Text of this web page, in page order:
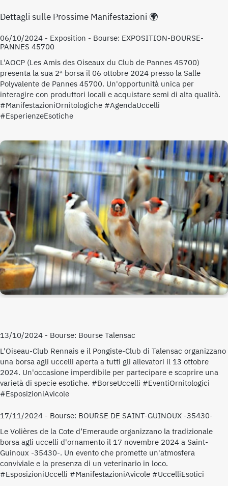
Dettagli sulle Prossime Manifestazioni 🌍
06/10/2024 - Exposition - Bourse: EXPOSITION-BOURSE-
PANNES 45700
L'AOCP (Les Amis des Oiseaux du Club de Pannes 45700)
presenta la sua 2ª borsa il 06 ottobre 2024 presso la Salle
Polyvalente de Pannes 45700. Un'opportunità unica per
interagire con produttori locali e acquistare semi di alta qualità.
#ManifestazioniOrnitologiche #AgendaUccelli
#EsperienzeEsotiche
13/10/2024 - Bourse: Bourse Talensac
L'Oiseau-Club Rennais e il Pongiste-Club di Talensac organizzano
una borsa agli uccelli aperta a tutti gli allevatori il 13 ottobre
2024. Un'occasione imperdibile per partecipare e scoprire una
varietà di specie esotiche. #BorseUccelli #EventiOrnitologici
#EsposizioniAvicole
17/11/2024 - Bourse: BOURSE DE SAINT-GUINOUX -35430-
Le Volières de la Cote d’Emeraude organizzano la tradizionale
borsa agli uccelli d'ornamento il 17 novembre 2024 a Saint-
Guinoux -35430-. Un evento che promette un'atmosfera
conviviale e la presenza di un veterinario in loco.
#EsposizioniUccelli #ManifestazioniAvicole #UccelliEsotici